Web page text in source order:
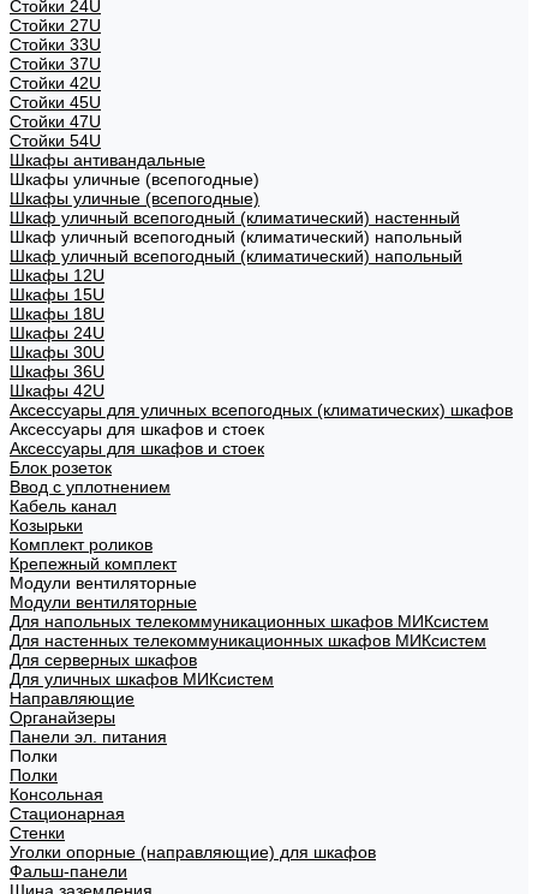
Стойки 24U
Стойки 27U
Стойки 33U
Стойки 37U
Стойки 42U
Стойки 45U
Стойки 47U
Стойки 54U
Шкафы антивандальные
Шкафы уличные (всепогодные)
Шкафы уличные (всепогодные)
Шкаф уличный всепогодный (климатический) настенный
Шкаф уличный всепогодный (климатический) напольный
Шкаф уличный всепогодный (климатический) напольный
Шкафы 12U
Шкафы 15U
Шкафы 18U
Шкафы 24U
Шкафы 30U
Шкафы 36U
Шкафы 42U
Аксессуары для уличных всепогодных (климатических) шкафов
Аксессуары для шкафов и стоек
Аксессуары для шкафов и стоек
Блок розеток
Ввод с уплотнением
Кабель канал
Козырьки
Комплект роликов
Крепежный комплект
Модули вентиляторные
Модули вентиляторные
Для напольных телекоммуникационных шкафов МИКсистем
Для настенных телекоммуникационных шкафов МИКсистем
Для серверных шкафов
Для уличных шкафов МИКсистем
Направляющие
Органайзеры
Панели эл. питания
Полки
Полки
Консольная
Стационарная
Стенки
Уголки опорные (направляющие) для шкафов
Фальш-панели